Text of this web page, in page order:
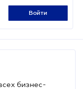
войти
бизнес-